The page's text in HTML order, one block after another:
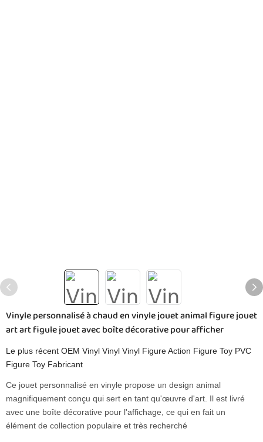
Vinyle personnalisé à chaud en vinyle jouet animal figure jouet
art art figule jouet avec boîte décorative pour afficher
Le plus récent OEM Vinyl Vinyl Vinyl Figure Action Figure Toy PVC
Figure Toy Fabricant
Ce jouet personnalisé en vinyle propose un design animal
magnifiquement conçu qui sert en tant qu'œuvre d'art. Il est livré
avec une boîte décorative pour l'affichage, ce qui en fait un
élément de collection populaire et très recherché